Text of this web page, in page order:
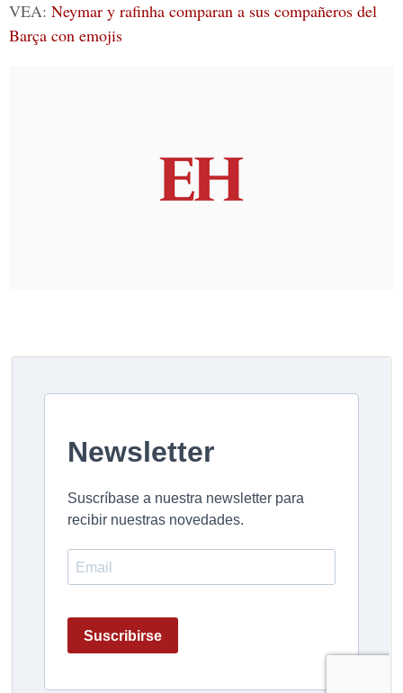
VEA: Neymar y rafinha comparan a sus compañeros del
Barça con emojis